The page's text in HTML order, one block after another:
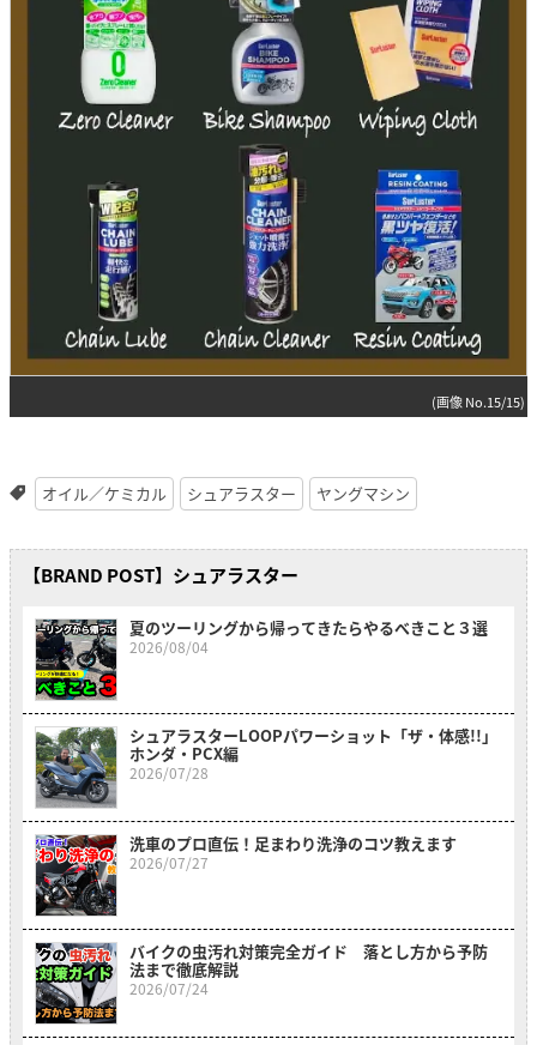
(画像 No.15/15)
オイル／ケミカル シュアラスター ヤングマシン
【BRAND POST】シュアラスター
夏のツーリングから帰ってきたらやるべきこと３選
2026/08/04
シュアラスターLOOPパワーショット「ザ・体感!!」
ホンダ・PCX編
2026/07/28
洗車のプロ直伝！足まわり洗浄のコツ教えます
2026/07/27
バイクの虫汚れ対策完全ガイド 落とし方から予防
法まで徹底解説
2026/07/24